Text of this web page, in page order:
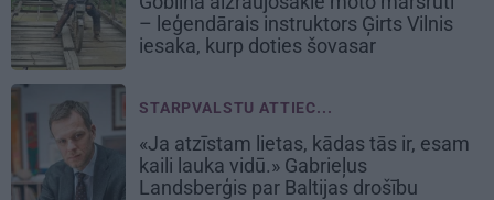
– leģendārais instruktors Ģirts Vilnis
iesaka, kurp doties šovasar
STARPVALSTU ATTIEC...
«Ja atzīstam lietas, kādas tās ir, esam
kaili lauka vidū.» Gabrieļus
Landsberģis par Baltijas drošību